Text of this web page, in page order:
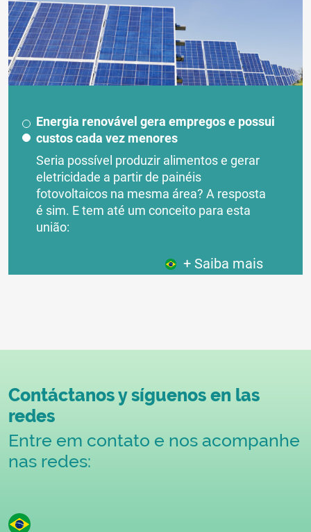
Energia renovável gera empregos e possui
custos cada vez menores
Seria possível produzir alimentos e gerar
eletricidade a partir de painéis
fotovoltaicos na mesma área? A resposta
é sim. E tem até um conceito para esta
união:
+ Saiba mais
Contáctanos y síguenos en las
redes
Entre em contato e nos acompanhe
nas redes: